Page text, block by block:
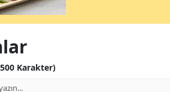
Karakter)